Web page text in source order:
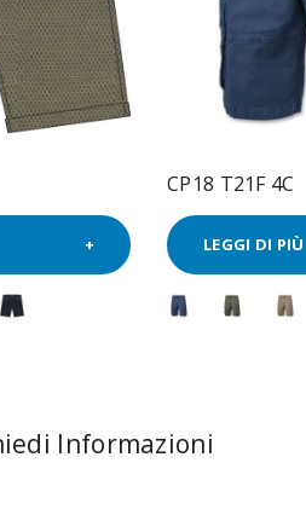
CP18 T21F 4C
LEGGI DI PIÙ
Informazioni